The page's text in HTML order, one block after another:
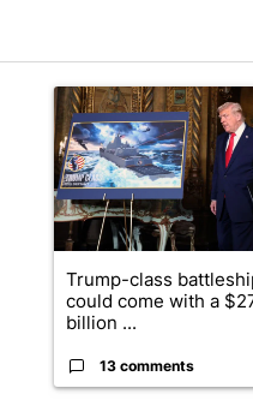
articles in the last 7 days.
A trending article titled
Trump-class
could come with a
billion ...
13 comments